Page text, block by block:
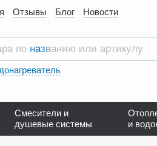
Отзывы Блог Новости
Смесители и
душевые системы
и